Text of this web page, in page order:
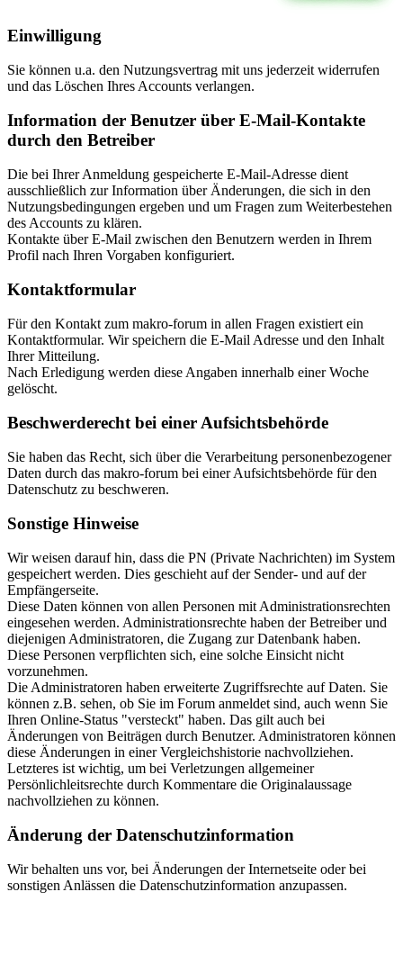
Einwilligung
Sie können u.a. den Nutzungsvertrag mit uns jederzeit widerrufen
und das Löschen Ihres Accounts verlangen.
Information der Benutzer über E-Mail-Kontakte
durch den Betreiber
Die bei Ihrer Anmeldung gespeicherte E-Mail-Adresse dient
ausschließlich zur Information über Änderungen, die sich in den
Nutzungsbedingungen ergeben und um Fragen zum Weiterbestehen
des Accounts zu klären.
Kontakte über E-Mail zwischen den Benutzern werden in Ihrem
Profil nach Ihren Vorgaben konfiguriert.
Kontaktformular
Für den Kontakt zum makro-forum in allen Fragen existiert ein
Kontaktformular. Wir speichern die E-Mail Adresse und den Inhalt
Ihrer Mitteilung.
Nach Erledigung werden diese Angaben innerhalb einer Woche
gelöscht.
Beschwerderecht bei einer Aufsichtsbehörde
Sie haben das Recht, sich über die Verarbeitung personenbezogener
Daten durch das makro-forum bei einer Aufsichtsbehörde für den
Datenschutz zu beschweren.
Sonstige Hinweise
Wir weisen darauf hin, dass die PN (Private Nachrichten) im System
gespeichert werden. Dies geschieht auf der Sender- und auf der
Empfängerseite.
Diese Daten können von allen Personen mit Administrationsrechten
eingesehen werden. Administrationsrechte haben der Betreiber und
diejenigen Administratoren, die Zugang zur Datenbank haben.
Diese Personen verpflichten sich, eine solche Einsicht nicht
vorzunehmen.
Die Administratoren haben erweiterte Zugriffsrechte auf Daten. Sie
können z.B. sehen, ob Sie im Forum anmeldet sind, auch wenn Sie
Ihren Online-Status "versteckt" haben. Das gilt auch bei
Änderungen von Beiträgen durch Benutzer. Administratoren können
diese Änderungen in einer Vergleichshistorie nachvollziehen.
Letzteres ist wichtig, um bei Verletzungen allgemeiner
Persönlichleitsrechte durch Kommentare die Originalaussage
nachvollziehen zu können.
Änderung der Datenschutzinformation
Wir behalten uns vor, bei Änderungen der Internetseite oder bei
sonstigen Anlässen die Datenschutzinformation anzupassen.